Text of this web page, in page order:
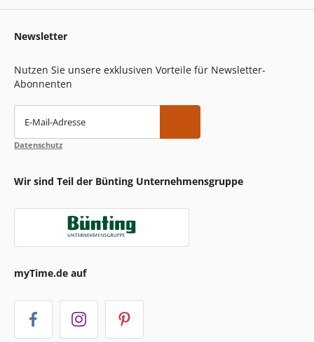
Newsletter
Nutzen Sie unsere exklusiven Vorteile für Newsletter-
Abonnenten
E-Mail-Adresse
Datenschutz
Wir sind Teil der Bünting Unternehmensgruppe
myTime.de auf